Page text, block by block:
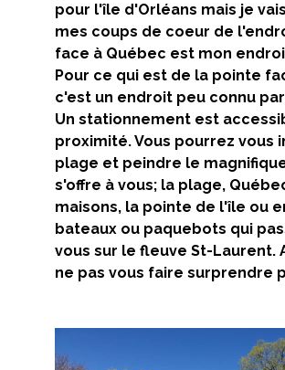
pour l'île d'Orléans mais je
mes coups de coeur de
face à Québec est mon
Pour ce qui est de la pointe
c'est un endroit peu connu
Un stationnement est
proximité. Vous pourrez vous
plage et peindre le
s'offre à vous; la plage,
maisons, la pointe de l'île ou
bateaux ou paquebots qui
vous sur le fleuve St-Laurent.
ne pas vous faire surprendre